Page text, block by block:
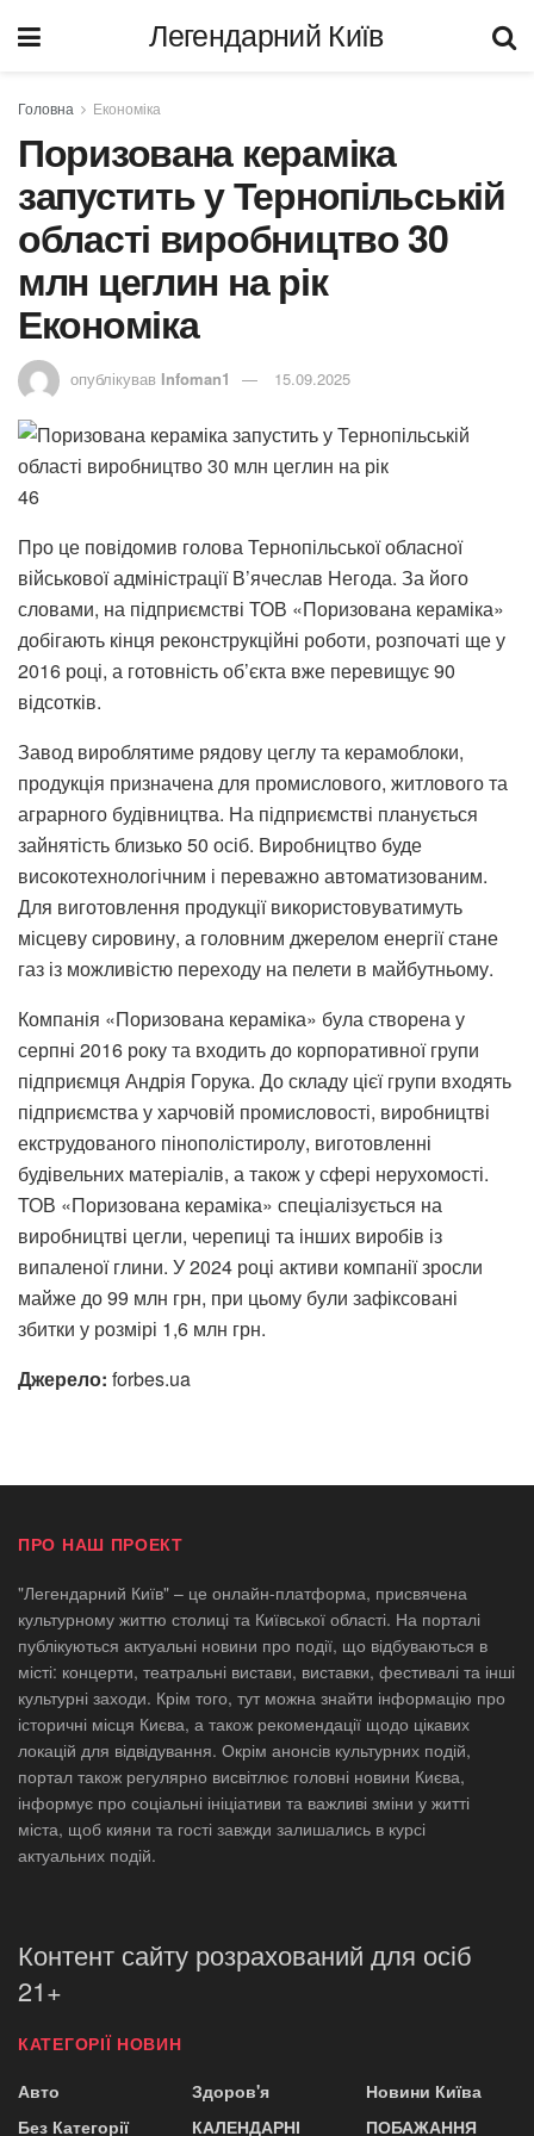
Легендарний Київ
Головна Економіка
Поризована кераміка
запустить у Тернопільській
області виробництво 30
млн цеглин на рік
Економіка
опублікував Infoman1 15.09.2025
46
Про це повідомив голова Тернопільської обласної
військової адміністрації В’ячеслав Негода. За його
словами, на підприємстві ТОВ «Поризована кераміка»
добігають кінця реконструкційні роботи, розпочаті ще у
2016 році, а готовність об’єкта вже перевищує 90
відсотків.
Завод вироблятиме рядову цеглу та керамоблоки,
продукція призначена для промислового, житлового та
аграрного будівництва. На підприємстві планується
зайнятість близько 50 осіб. Виробництво буде
високотехнологічним і переважно автоматизованим.
Для виготовлення продукції використовуватимуть
місцеву сировину, а головним джерелом енергії стане
газ із можливістю переходу на пелети в майбутньому.
Компанія «Поризована кераміка» була створена у
серпні 2016 року та входить до корпоративної групи
підприємця Андрія Горука. До складу цієї групи входять
підприємства у харчовій промисловості, виробництві
екструдованого пінополістиролу, виготовленні
будівельних матеріалів, а також у сфері нерухомості.
ТОВ «Поризована кераміка» спеціалізується на
виробництві цегли, черепиці та інших виробів із
випаленої глини. У 2024 році активи компанії зросли
майже до 99 млн грн, при цьому були зафіксовані
збитки у розмірі 1,6 млн грн.
Джерело: forbes.ua
ПРО НАШ ПРОЕКТ
"Легендарний Київ" – це онлайн-платформа, присвячена
культурному життю столиці та Київської області. На порталі
публікуються актуальні новини про події, що відбуваються в
місті: концерти, театральні вистави, виставки, фестивалі та інші
культурні заходи. Крім того, тут можна знайти інформацію про
історичні місця Києва, а також рекомендації щодо цікавих
локацій для відвідування. Окрім анонсів культурних подій,
портал також регулярно висвітлює головні новини Києва,
інформує про соціальні ініціативи та важливі зміни у житті
міста, щоб кияни та гості завжди залишались в курсі
актуальних подій.
Контент сайту розрахований для осіб
21+
КАТЕГОРІЇ НОВИН
Авто
Без Категорії
Здоров'я
КАЛЕНДАРНІ
Новини Київа
ПОБАЖАННЯ